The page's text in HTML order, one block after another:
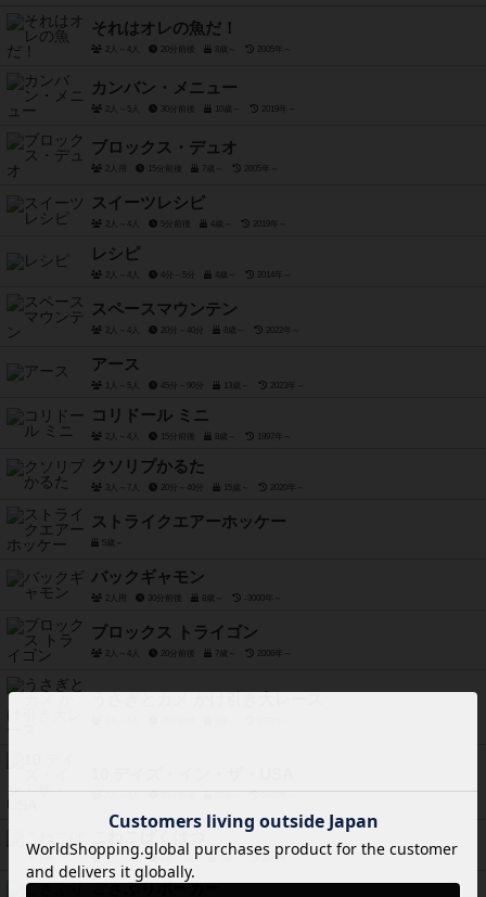
それはオレの魚だ！
2人～4人 20分前後 2005年～
カンバン・メニュー
2人～5人 30分前後 2019年～
ブロックス・デュオ
2人用 15分前後 7歳～ 2005年～
スイーツレシピ
2人～4人 5分前後 2019年～
レシピ
2人～4人 4分～5分 2014年～
スペースマウンテン
2人～4人 20分～40分 2022年～
アース
1人～5人 45分～90分 2023年～
コリドール ミニ
2人～4人 15分前後 1997年～
クソリプかるた
3人～7人 20分～40分 15歳～ 2020年～
ストライクエアーホッケー
5歳～
バックギャモン
2人用 30分前後 -3000年～
ブロックス トライゴン
2人～4人 20分前後 7歳～ 2006年～
2人～5人 2分～15分 2015年～
ごきぶりポーカー